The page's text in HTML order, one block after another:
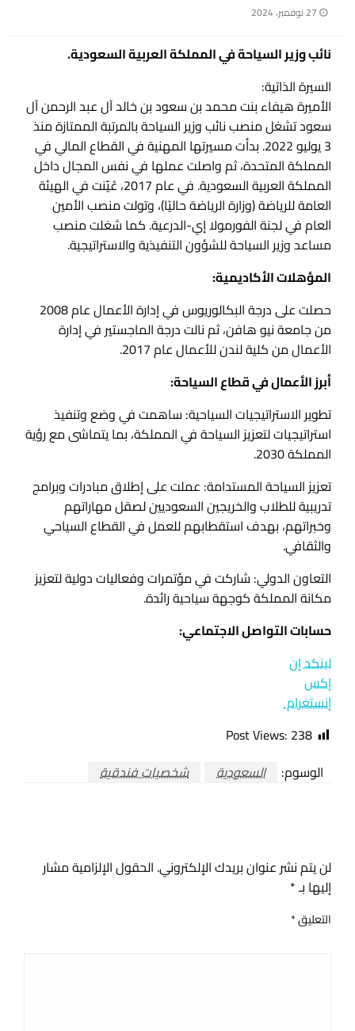
نُشر
27 نوفمبر، 2024
نائب وزير السياحة في المملكة العربية السعودية.
السيرة الذاتية:
الأميرة هيفاء بنت محمد بن سعود بن خالد آل عبد الرحمن آل
سعود تشغل منصب نائب وزير السياحة بالمرتبة الممتازة منذ
3 يوليو 2022. بدأت مسيرتها المهنية في القطاع المالي في
المملكة المتحدة، ثم واصلت عملها في نفس المجال داخل
المملكة العربية السعودية. في عام 2017، عُيّنت في الهيئة
العامة للرياضة (وزارة الرياضة حاليًا)، وتولت منصب الأمين
العام في لجنة الفورمولا إي-الدرعية. كما شغلت منصب
مساعد وزير السياحة للشؤون التنفيذية والاستراتيجية.
المؤهلات الأكاديمية:
حصلت على درجة البكالوريوس في إدارة الأعمال عام 2008
من جامعة نيو هافن، ثم نالت درجة الماجستير في إدارة
الأعمال من كلية لندن للأعمال عام 2017.
أبرز الأعمال في قطاع السياحة:
تطوير الاستراتيجيات السياحية: ساهمت في وضع وتنفيذ
استراتيجيات لتعزيز السياحة في المملكة، بما يتماشى مع رؤية
المملكة 2030.
تعزيز السياحة المستدامة: عملت على إطلاق مبادرات وبرامج
تدريبية للطلاب والخريجين السعوديين لصقل مهاراتهم
وخبراتهم، بهدف استقطابهم للعمل في القطاع السياحي
والثقافي.
التعاون الدولي: شاركت في مؤتمرات وفعاليات دولية لتعزيز
مكانة المملكة كوجهة سياحية رائدة.
حسابات التواصل الاجتماعي:
لينكد إن
إكس
إنستغرام
Post Views: 238
الوسوم:
السعودية شخصيات فندقية
لن يتم نشر عنوان بريدك الإلكتروني. الحقول الإلزامية مشار
إليها بـ*
التعليق*